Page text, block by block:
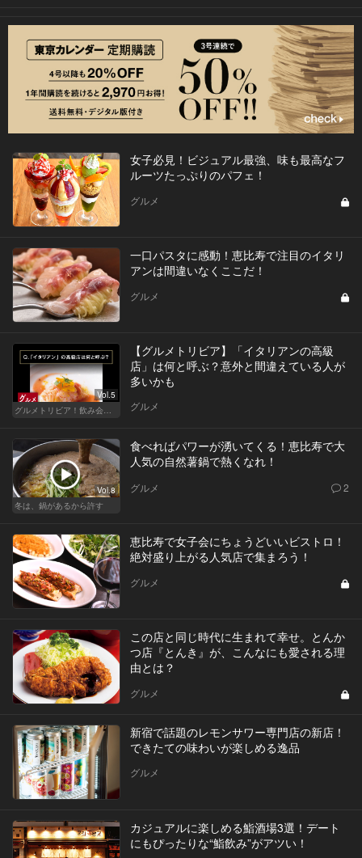
女子必見！ビジュアル最強、味も最高なフ
ルーツたっぷりのパフェ！
グルメ
一口パスタに感動！恵比寿で注目のイタリ
アンは間違いなくここだ！
グルメ
Vol.5
グルメトリビア！飲み会やデートで会話のネタになるQ＆A
【グルメトリビア】「イタリアンの高級
店」は何と呼ぶ？意外と間違えている人が
多いかも
グルメ
Vol.8
冬は、鍋があるから許す
食べればパワーが湧いてくる！恵比寿で大
人気の自然薯鍋で熱くなれ！
グルメ 2
恵比寿で女子会にちょうどいいビストロ！
絶対盛り上がる人気店で集まろう！
グルメ
この店と同じ時代に生まれて幸せ。とんか
つ店『とんき』が、こんなにも愛される理
由とは？
グルメ
新宿で話題のレモンサワー専門店の新店！
できたての味わいが楽しめる逸品
グルメ
カジュアルに楽しめる鮨酒場3選！デート
にもぴったりな“鮨飲み”がアツい！